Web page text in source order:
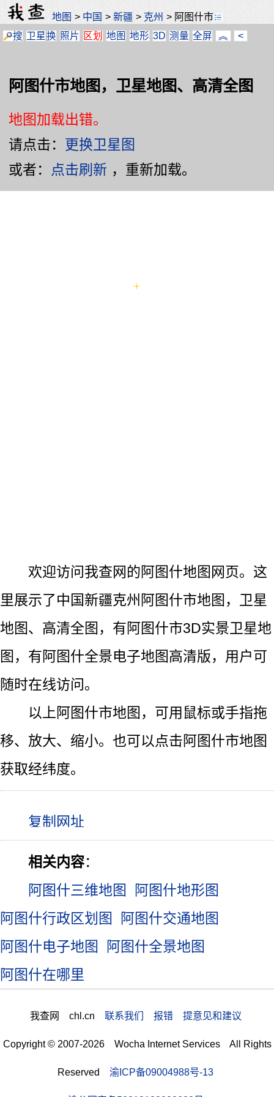
地图 > 中国 >新疆 > 克州 > 阿图什市
搜 卫星换 照片 区划 地图 地形 3D 测量 全屏 ︽ <
阿图什市地图，卫星地图、高清全图
地图加载出错。
请点击： 更换卫星图
或者： 点击刷新 ，重新加载。
欢迎访问我查网的阿图什地图网页。这
里展示了中国新疆克州阿图什市地图，卫星
地图、高清全图，有阿图什市3D实景卫星地
图，有阿图什全景电子地图高清版，用户可
随时在线访问。
以上阿图什市地图，可用鼠标或手指拖
移、放大、缩小。也可以点击阿图什市地图
获取经纬度。
相关内容：
阿图什三维地图
阿图什地形图
阿图什行政区划图
阿图什交通地图
阿图什电子地图
阿图什全景地图
阿图什在哪里
我查网 chl.cn 联系我们 报错 提意见和建议
Copyright © 2007-2026 Wocha Internet Services All Rights
Reserved 渝ICP备09004988号-13